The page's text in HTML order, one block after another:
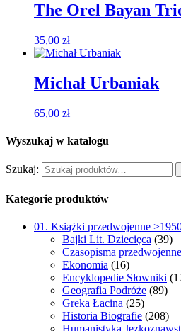
The Orel Bayan
35,00 zł
Michał Urbaniak
65,00 zł
Wyszukaj w katalogu
Szukaj:
Kategorie produktów
01. Książki przedwojenne
Bajki Lit. Dziecięca (39)
Czasopisma
Ekonomia (16)
Encyklopedie Słowniki
Geografia Podróże (89)
Greka Łacina (25)
Historia Biografie (208)
Humanistyka